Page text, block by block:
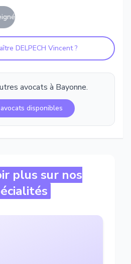
DELPECH Vincent?
avocats à Bayonne.
disponibles
plus sur nos